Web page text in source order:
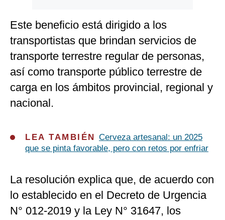
Este beneficio está dirigido a los
transportistas que brindan servicios de
transporte terrestre regular de personas,
así como transporte público terrestre de
carga en los ámbitos provincial, regional y
nacional.
LEA TAMBIÉN Cerveza artesanal: un 2025
que se pinta favorable, pero con retos por enfriar
La resolución explica que, de acuerdo con
lo establecido en el Decreto de Urgencia
N° 012-2019 y la Ley N° 31647, los